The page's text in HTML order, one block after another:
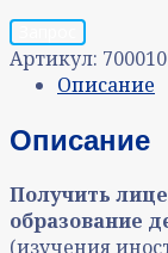
Артикул:
Описание
Описание
Получить
образование
(изучения